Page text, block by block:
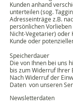
Kunden anhand
unterteilen (sog.
Adresseinträge z.B.
persönlichen
Nicht-Vegetarier) oder
Kunde oder
Speicherdauer
Die von Ihnen bei uns
bis zum Widerruf Ihrer
Nach Widerruf der
Daten von unseren
Newsletterdaten